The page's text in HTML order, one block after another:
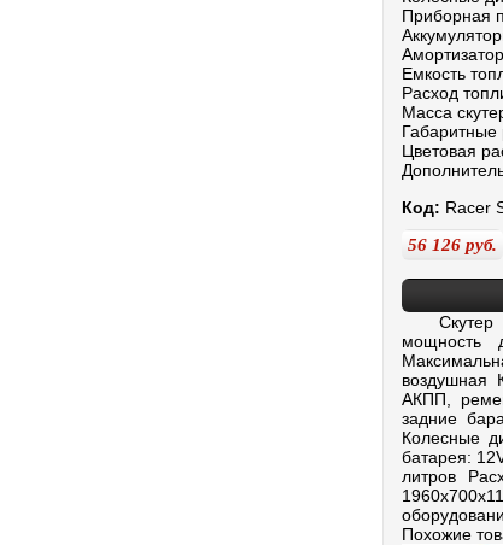
Приборная
Емкость
Расход
Масса
Цветовая
Код: Racer
56 126 руб.
Скутер
мощность
воздушная
АКПП,
задние
Колесные
батарея:
литров
Похожие